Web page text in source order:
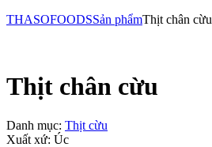
THASOFOODSSản phẩmThịt chân cừu
Thịt chân cừu
Danh mục: Thịt cừu
Xuất xứ: Úc